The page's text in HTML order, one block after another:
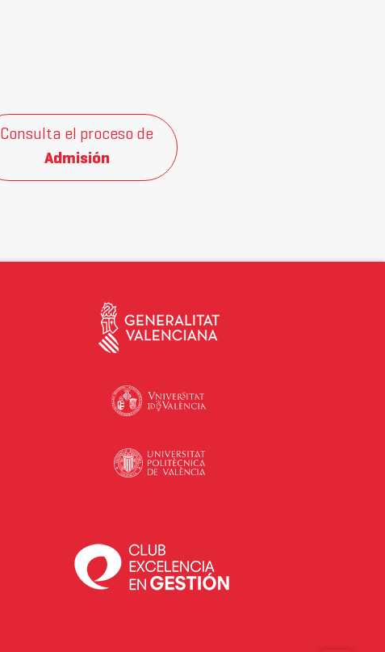
Consulta el proceso de
Admisión